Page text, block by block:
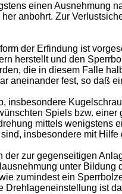
einen Ausnehmung
anbohrt. Zur
der Erfindung ist
herstellt und den
die in diesem Falle
aneinander fest, so daß
insbesondere
Spiels bzw.
mittels
insbesondere mit
zur gegenseitigen
unter
zumindest ein
ist